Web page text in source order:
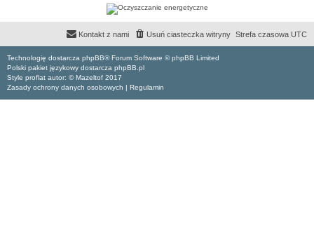
Strefa czasowa UTC
Usuń ciasteczka witryny
Kontakt z nami
Technologię dostarcza phpBB® Forum Software © phpBB Limited
Polski pakiet językowy dostarcza phpBB.pl
Style proflat autor: ©Mazeltof 2017
Zasady ochrony danych osobowych | Regulamin